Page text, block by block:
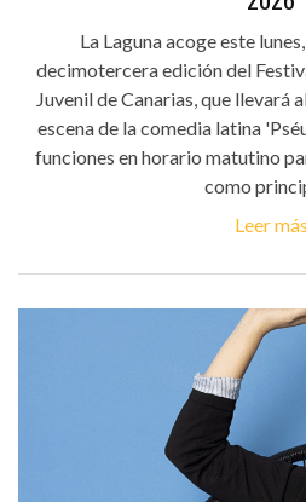
La Laguna acoge este
decimotercera edición del
Juvenil de Canarias, que llevará
escena de la comedia latina
funciones en horario matutino
como
Leer más